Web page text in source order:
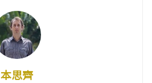
本思齊